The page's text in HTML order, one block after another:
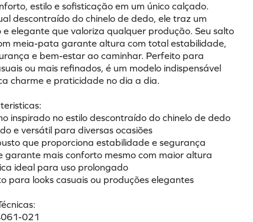
estilo e sofisticação em um único calçado.
descontraído do chinelo de dedo, ele traz um
e elegante que valoriza qualquer produção. Seu salto
meia-pata garante altura com total estabilidade,
e bem-estar ao caminhar. Perfeito para
ou mais refinados, é um modelo indispensável
charme e praticidade no dia a dia.
inspirado no estilo descontraído do chinelo de dedo
e versátil para diversas ocasiões
que proporciona estabilidade e segurança
garante mais conforto mesmo com maior altura
ideal para uso prolongado
para looks casuais ou produções elegantes
021